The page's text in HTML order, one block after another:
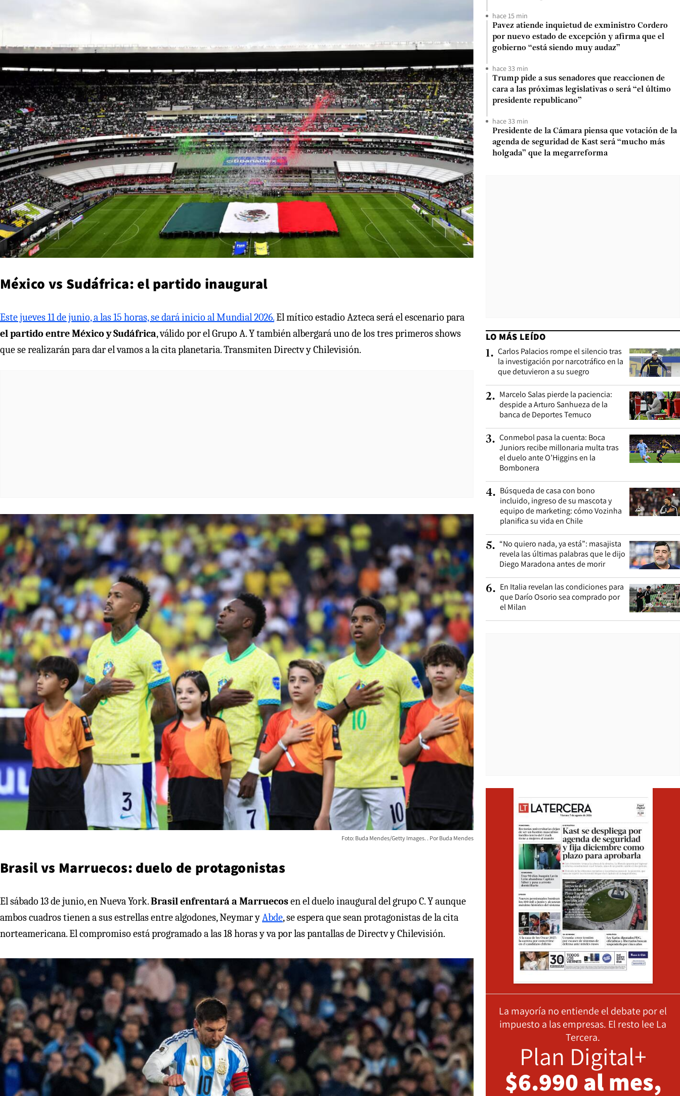
México vs Sudáfrica: el partido inaugural
Este jueves 11 de junio, a las 15 horas, se dará inicio al Mundial 2026.El mítico estadio Azteca será el escenario para
el partido entre México y Sudáfrica, válido por el Grupo A. Y también albergará uno de los tres primeros shows
que se realizarán para dar el vamos a la cita planetaria. Transmiten Directv y Chilevisión.
Foto: Buda Mendes/Getty Images. Buda Mendes
Brasil vs Marruecos: duelo de protagonistas
El sábado 13 de junio, en Nueva York.Brasil enfrentará a Marruecosen el duelo inaugural del grupo C. Y aunque
ambos cuadros tienen a sus estrellas entre algodones, Neymar yAbde, se espera que sean protagonistas de la cita
norteamericana. El compromiso está programado a las 18 horas y va por las pantallas de Directv y Chilevisión.
hace 15 min
Pavez atiende inquietud de exministro Cordero
por nuevo estado de excepción y afirma que el
gobierno “está siendo muy audaz”
hace 33 min
Trump pide a sus senadores que reaccionen de
cara a las próximas legislativas o será “el último
presidente republicano”
hace 33 min
Presidente de la Cámara piensa que votación de la
agenda de seguridad de Kast será “mucho más
holgada” que la megarreforma
LO MÁS LEÍDO
1. Carlos Palacios rompe el silencio tras
la investigación por narcotráfico en la
que detuvieron a su suegro
2. Marcelo Salas pierde la paciencia:
despide a Arturo Sanhueza de la
banca de Deportes Temuco
3. Conmebol pasa la cuenta: Boca
Juniors recibe millonaria multa tras
el duelo ante O’Higgins en la
Bombonera
4. Búsqueda de casa con bono
incluido, ingreso de su mascota y
equipo de marketing: cómo Vozinha
planifica su vida en Chile
5. “No quiero nada, ya está”: masajista
revela las últimas palabras que le dijo
Diego Maradona antes de morir
6. En Italia revelan las condiciones para
que Darío Osorio sea comprado por
el Milan
La mayoría no entiende el debate por el
impuesto a las empresas. El resto lee La
Tercera.
Plan Digital+
$6.990 al mes,